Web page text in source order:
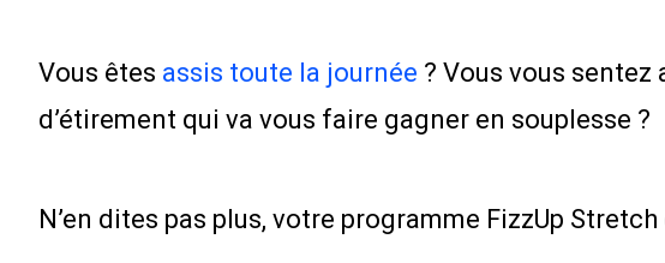
Vous êtes assis toute la journée ? Vous vous sentez
d’étirement qui va vous faire gagner en souplesse ?
N’en dites pas plus, votre programme FizzUp Stretch